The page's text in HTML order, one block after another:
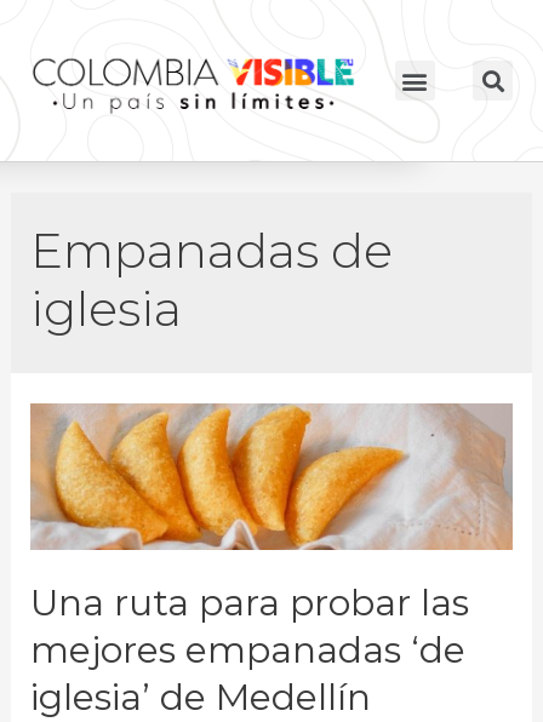
Empanadas de
iglesia
Una ruta para probar las
mejores empanadas ‘de
iglesia’ de Medellín